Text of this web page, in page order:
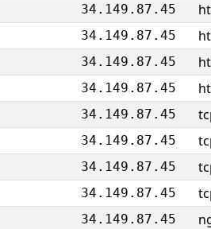
34.149.87.45
34.149.87.45
34.149.87.45
34.149.87.45
34.149.87.45
34.149.87.45
34.149.87.45
34.149.87.45
34.149.87.45